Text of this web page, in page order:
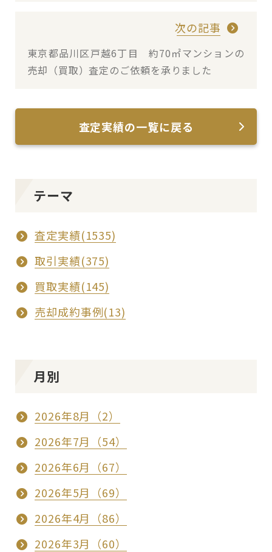
次の記事
東京都品川区戸越6丁目 約70㎡マンションの
売却（買取）査定のご依頼を承りました
査定実績の一覧に戻る
テーマ
査定実績(1535)
取引実績(375)
買取実績(145)
売却成約事例(13)
月別
2026年8月（2）
2026年7月（54）
2026年6月（67）
2026年5月（69）
2026年4月（86）
2026年3月（60）